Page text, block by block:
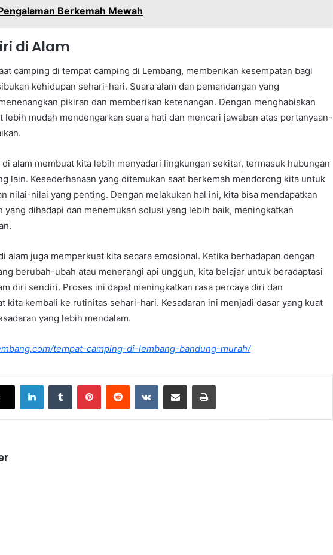
Berkemah Mewah
di Alam
camping di tempat camping di Lembang, memberikan kesempatan bagi
kehidupan sehari-hari. Suara alam dan pemandangan yang
pikiran dan memberikan ketenangan. Dengan menghabiskan
lebih mudah mendengarkan suara hati dan mencari jawaban atas pertanyaan-
alam membuat kita lebih menyadari lingkungan sekitar, termasuk hubungan
lain. Kesederhanaan yang ditemukan saat berkemah mendorong kita untuk
nilai-nilai yang penting. Dengan melakukan hal ini, kita bisa mendapatkan
dihadapi dan menemukan solusi yang lebih baik, meningkatkan
alam juga memperkuat kita secara emosional. Ketika berhadapan dengan
berubah-ubah atau menerangi api unggun, kita belajar untuk beradaptasi
diri sendiri. Proses ini dapat meningkatkan rasa percaya diri dan
kita kembali ke rutinitas sehari-hari. Kesadaran ini menjadi dasar yang kuat
yang lebih mendalam.
tempat-camping-di-lembang-bandung-murah/
LinkedInTumblr PinterestReddit VKontakteShare via Email Print